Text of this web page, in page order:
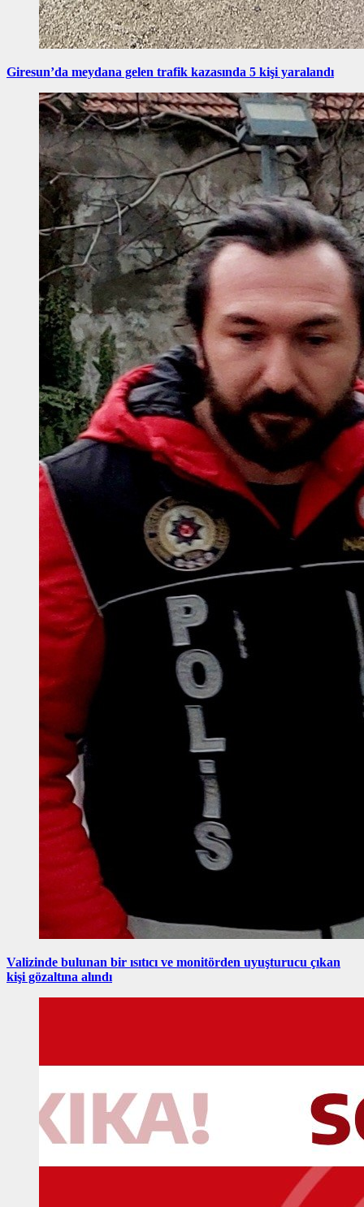
Giresun’da meydana gelen trafik kazasında 5 kişi yaralandı
Valizinde bulunan bir ısıtıcı ve monitörden uyuşturucu çıkan
kişi gözaltına alındı